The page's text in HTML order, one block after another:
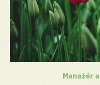
Manažér